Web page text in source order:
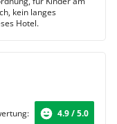
kein langes
Hotel.
4.9 / 5.0